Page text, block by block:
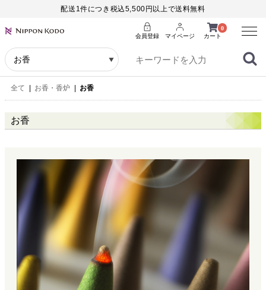
配送1件につき税込5,500円以上で送料無料
0
カート
会員登録 マイページ
Menu
全て お香・香炉 お香
お香